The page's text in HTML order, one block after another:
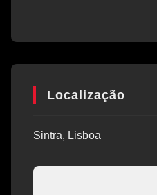
Localização
Sintra, Lisboa